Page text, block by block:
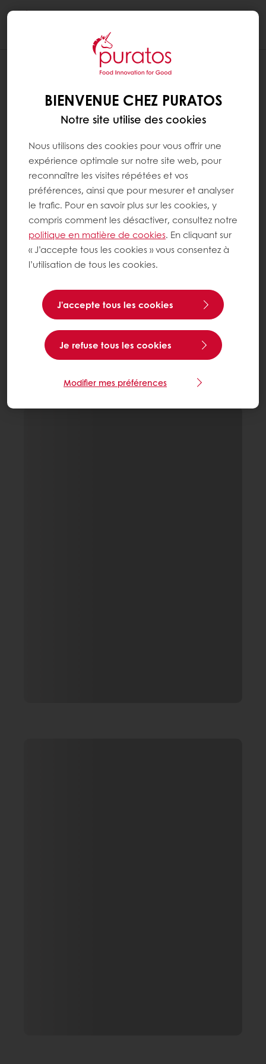
BIENVENUE CHEZ PURATOS
Notre site utilise des cookies
Nous utilisons des cookies pour vous offrir une
expérience optimale sur notre site web, pour
reconnaître les visites répétées et vos
préférences, ainsi que pour mesurer et analyser
le trafic. Pour en savoir plus sur les cookies, y
compris comment les désactiver, consultez notre
politique en matière de cookies. En cliquant sur
« J’accepte tous les cookies » vous consentez à
l’utilisation de tous les cookies.
J’accepte tous les cookies
Je refuse tous les cookies
Modifier mes préférences